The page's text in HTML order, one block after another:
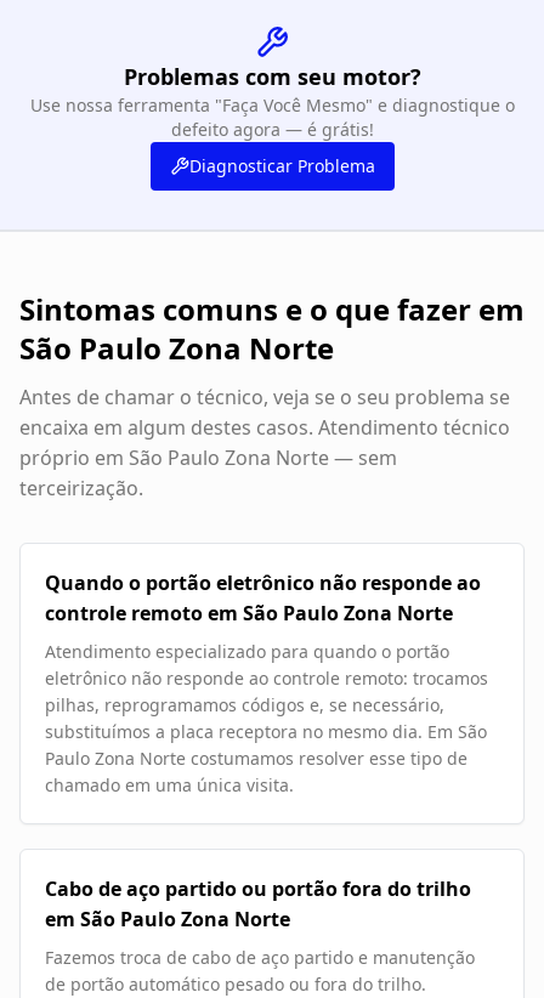
Problemas com seu motor?
Use nossa ferramenta "Faça Você Mesmo" e diagnostique o
defeito agora — é grátis!
Diagnosticar Problema
Sintomas comuns e o que fazer em
São Paulo Zona Norte
Antes de chamar o técnico, veja se o seu problema se
encaixa em algum destes casos. Atendimento técnico
próprio em São Paulo Zona Norte— sem
terceirização.
Quando o portão eletrônico não responde ao
controle remoto em São Paulo Zona Norte
Atendimento especializado para quando o portão
eletrônico não responde ao controle remoto: trocamos
pilhas, reprogramamos códigos e, se necessário,
substituímos a placa receptora no mesmo dia. Em São
Paulo Zona Norte costumamos resolver esse tipo de
chamado em uma única visita.
Cabo de aço partido ou portão fora do trilho
em São Paulo Zona Norte
Fazemos troca de cabo de aço partido e manutenção
de portão automático pesado ou fora do trilho.